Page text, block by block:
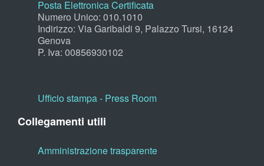
Posta Elettronica Certificata
Numero Unico: 010.1010
Indirizzo: Via Garibaldi 9, Palazzo Tursi, 16124
Genova
P. Iva: 00856930102
Ufficio stampa - Press Room
Collegamenti utili
Amministrazione trasparente